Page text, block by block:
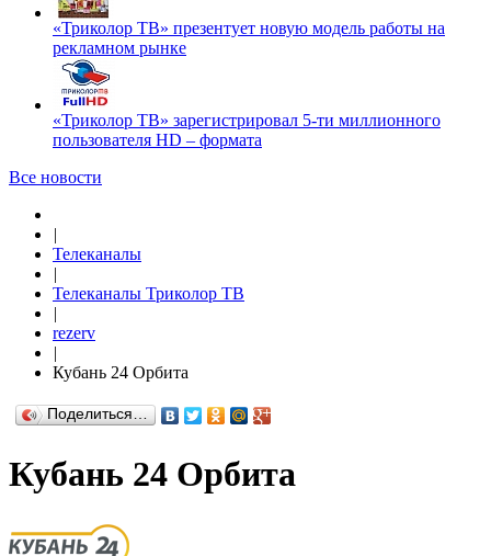
«Триколор ТВ» презентует новую модель работы на
рекламном рынке
«Триколор ТВ» зарегистрировал 5-ти миллионного
пользователя HD – формата
Все новости
|
Телеканалы
|
Телеканалы Триколор ТВ
|
rezerv
|
Кубань 24 Орбита
Поделиться…
Кубань 24 Орбита